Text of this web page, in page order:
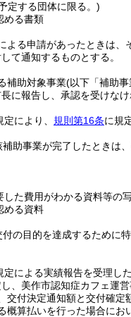
定する団体に限る。)
める書類
よる申請があったときは、
て通知するものとする。
補助対象事業(以下「補助
に報告し、承認を受けなけ
定により、 規則第16条に規
助事業が完了したときは
た費用がわかる資料等の
める資料
の目的を達成するために
定による実績報告を受理し
、美作市認知症カフェ運
交付決定通知額と交付確定
概算払いを行った場合にお